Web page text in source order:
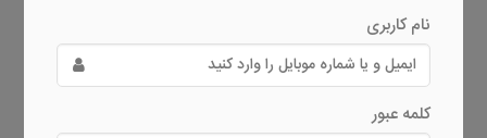
نام کاربری
کلمه عبور